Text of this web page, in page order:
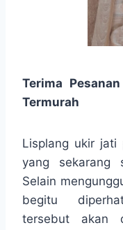
Terima
Termurah
Lisplang ukir jati
yang sekarang
Selain
begitu
tersebut akan